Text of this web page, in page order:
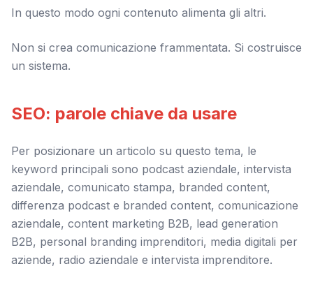
In questo modo ogni contenuto alimenta gli altri.
Non si crea comunicazione frammentata. Si costruisce
un sistema.
SEO: parole chiave da usare
Per posizionare un articolo su questo tema, le
keyword principali sono podcast aziendale, intervista
aziendale, comunicato stampa, branded content,
differenza podcast e branded content, comunicazione
aziendale, content marketing B2B, lead generation
B2B, personal branding imprenditori, media digitali per
aziende, radio aziendale e intervista imprenditore.